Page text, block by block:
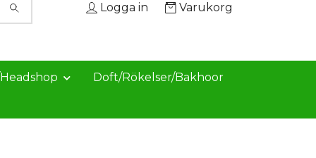
Logga in Varukorg
Doft/Rökelser/Bakhoor